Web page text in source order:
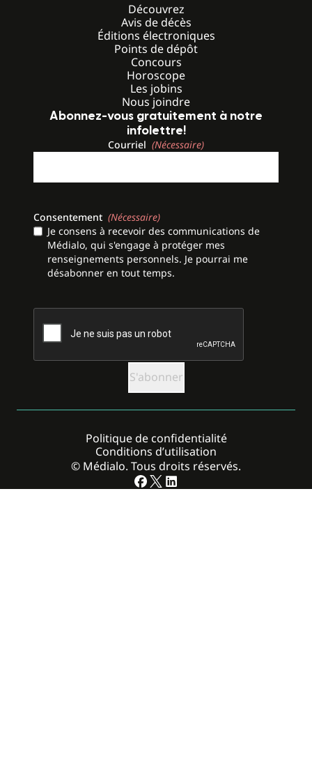
Découvrez
Avis de décès
Éditions électroniques
Points de dépôt
Concours
Horoscope
Les jobins
Nous joindre
Abonnez-vous gratuitement à notre
infolettre!
Courriel (Nécessaire)
Consentement (Nécessaire)
Je consens à recevoir des communications de
Médialo, qui s'engage à protéger mes
renseignements personnels. Je pourrai me
désabonner en tout temps.
CAPTCHA
© Médialo. Tous droits réservés.
Politique de confidentialité
Conditions d’utilisation